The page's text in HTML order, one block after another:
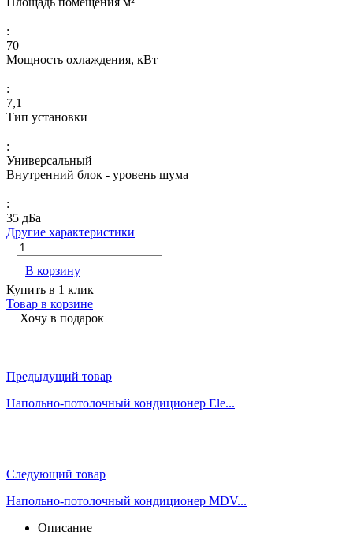
:
70
Мощность охлаждения, кВт
:
7,1
Тип установки
:
Универсальный
Внутренний блок - уровень шума
:
35 дБа
Другие характеристики
−
+
В корзину
Купить в 1 клик
Товар в корзине
Хочу в подарок
Предыдущий товар
Напольно-потолочный кондиционер Ele...
Следующий товар
Напольно-потолочный кондиционер MDV...
Описание